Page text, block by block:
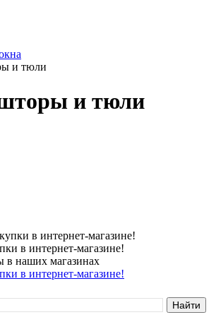
и тюли
и тюли
в интернет-магазине!
в наших магазинах
в интернет-магазине!